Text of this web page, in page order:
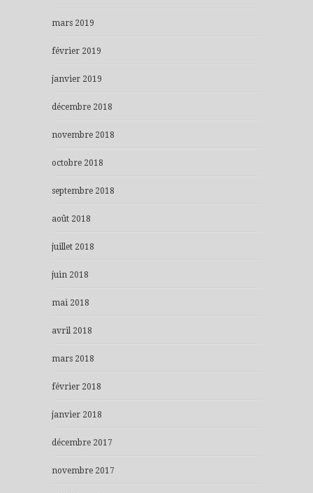
mars 2019
février 2019
janvier 2019
décembre 2018
novembre 2018
octobre 2018
septembre 2018
août 2018
juillet 2018
juin 2018
mai 2018
avril 2018
mars 2018
février 2018
janvier 2018
décembre 2017
novembre 2017